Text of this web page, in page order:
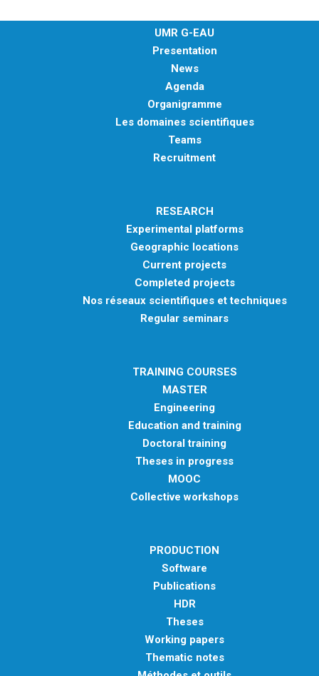
UMR G-EAU
Presentation
News
Agenda
Organigramme
Les domaines scientifiques
Teams
Recruitment
RESEARCH
Experimental platforms
Geographic locations
Current projects
Completed projects
Nos réseaux scientifiques et techniques
Regular seminars
TRAINING COURSES
MASTER
Engineering
Education and training
Doctoral training
Theses in progress
MOOC
Collective workshops
PRODUCTION
Software
Publications
HDR
Theses
Working papers
Thematic notes